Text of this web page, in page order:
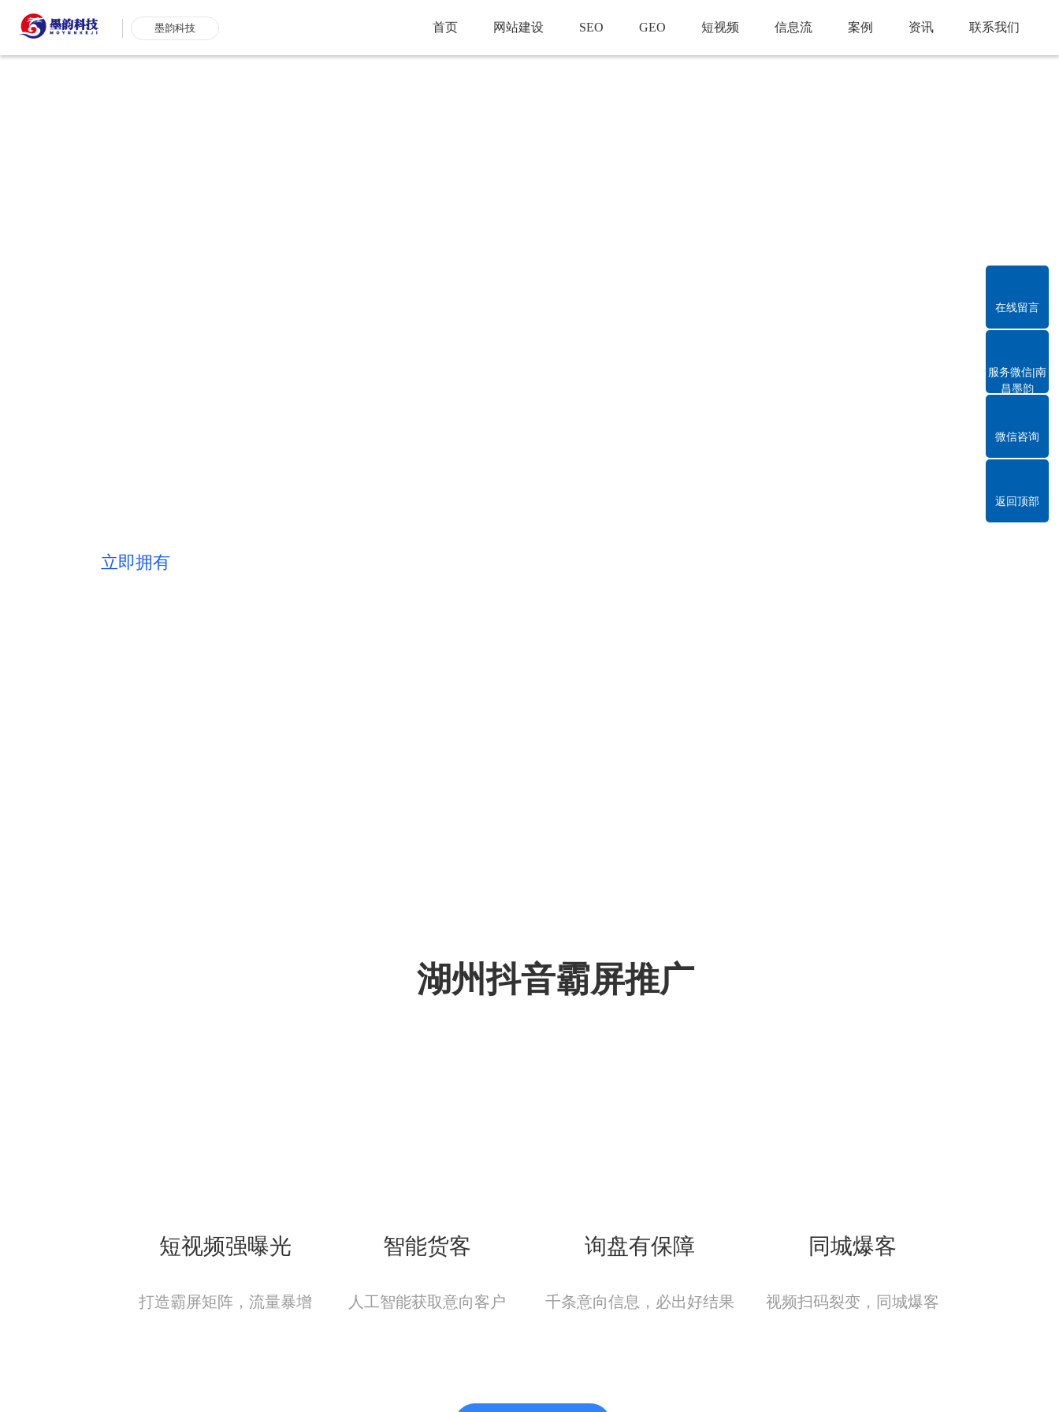
墨韵科技 首页 网站建设 SEO GEO 短视频 信息流 案例 资讯 联系我们
立即拥有
湖州抖音霸屏推广
短视频强曝光
打造霸屏矩阵，流量暴增
智能货客
人工智能获取意向客户
询盘有保障
千条意向信息，必出好结果
同城爆客
视频扫码裂变，同城爆客
在线留言
服务微信|南
昌墨韵
微信咨询
返回顶部